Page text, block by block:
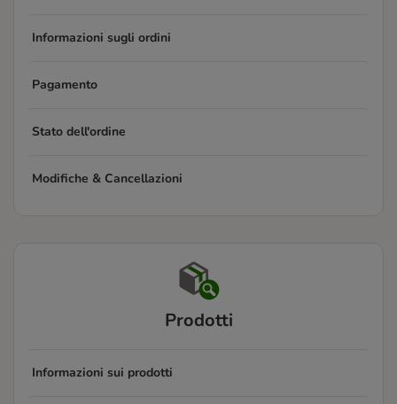
Informazioni sugli ordini
Pagamento
Stato dell'ordine
Modifiche & Cancellazioni
Prodotti
Informazioni sui prodotti